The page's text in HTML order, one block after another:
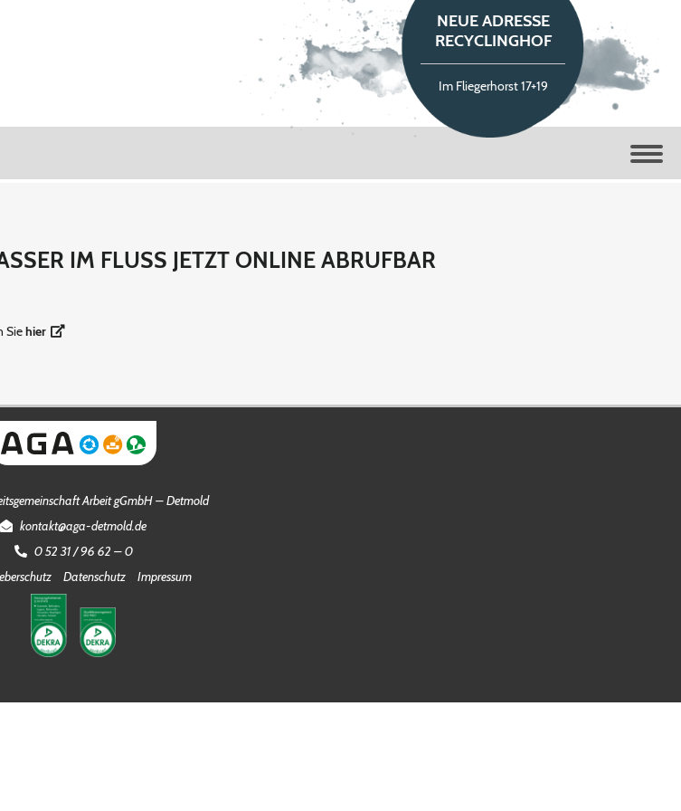
NEUE ADRESSE
RECYCLINGHOF
Im Fliegerhorst 17+19
IM FLUSS JETZT ONLINE ABRUFBAR
Siehier
Arbeit gGmbH – Detmold
kontakt@aga-detmold.de
0 52 31 / 96 62 – 0
Datenschutz Impressum